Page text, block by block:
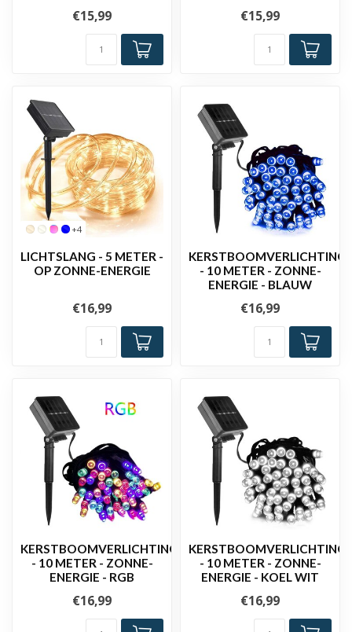
€15,99 €15,99
+4
LICHTSLANG - 5 METER -
OP ZONNE-ENERGIE
€16,99
KERSTBOOMVERLICHTING
- 10 METER - ZONNE-
ENERGIE - BLAUW
€16,99
KERSTBOOMVERLICHTING
- 10 METER - ZONNE-
ENERGIE - RGB
€16,99
KERSTBOOMVERLICHTING
- 10 METER - ZONNE-
ENERGIE - KOEL WIT
€16,99